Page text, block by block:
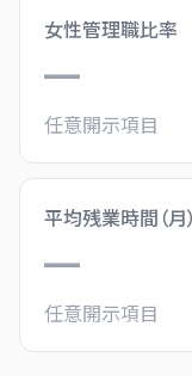
女性管理職比率
—
任意開示項目
平均残業時間（月）
—
任意開示項目